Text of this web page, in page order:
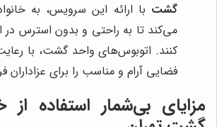
گشت با ارائه این سرویس، به
می‌کند تا به راحتی و بدون استرس
کنند. اتوبوس‌های واحد گشت، با
فضایی آرام و مناسب را برای عزاداران
مزایای بی‌شمار استفاده